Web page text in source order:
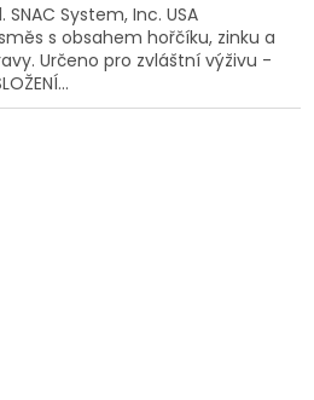
System, Inc. USA
s obsahem hořčíku, zinku a
Určeno pro zvláštní výživu -